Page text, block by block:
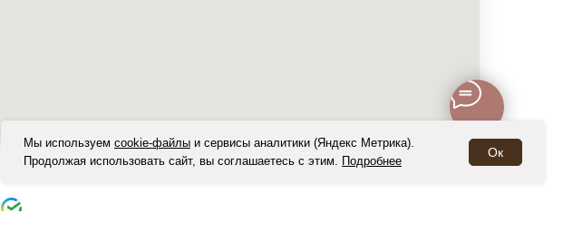
Мы используем cookie-файлы и сервисы аналитики (Яндекс Метрика).
Продолжая использовать сайт, вы соглашаетесь с этим. Подробнее
Ок